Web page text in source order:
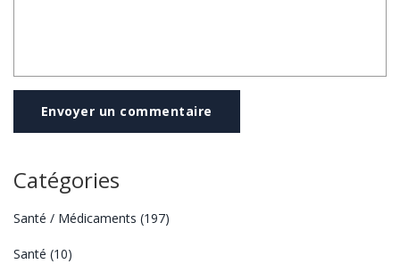
Envoyer un commentaire
Catégories
Santé / Médicaments (197)
Santé (10)